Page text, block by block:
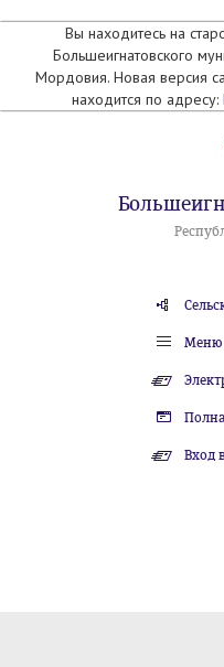
Вы находитесь на
Большеигнатовского
Мордовия. Новая версия
находится по адресу:
Меню
Вход